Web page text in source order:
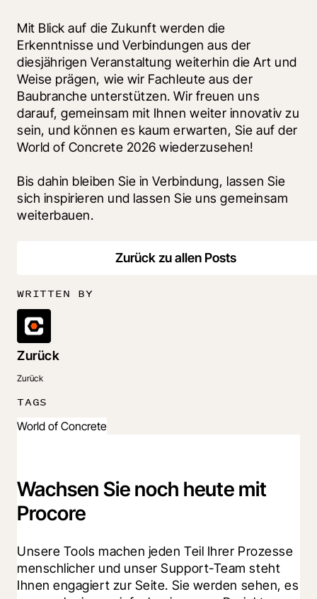
Mit Blick auf die Zukunft werden die
Erkenntnisse und Verbindungen aus der
diesjährigen Veranstaltung weiterhin die Art und
Weise prägen, wie wir Fachleute aus der
Baubranche unterstützen. Wir freuen uns
darauf, gemeinsam mit Ihnen weiter innovativ zu
sein, und können es kaum erwarten, Sie auf der
World of Concrete 2026 wiederzusehen!
Bis dahin bleiben Sie in Verbindung, lassen Sie
sich inspirieren und lassen Sie uns gemeinsam
weiterbauen.
Zurück zu allen Posts
WRITTEN BY
Zurück
Zurück
TAGS
World of Concrete
Wachsen Sie noch heute mit
Procore
Unsere Tools machen jeden Teil Ihrer Prozesse
menschlicher und unser Support-Team steht
Ihnen engagiert zur Seite. Sie werden sehen, es